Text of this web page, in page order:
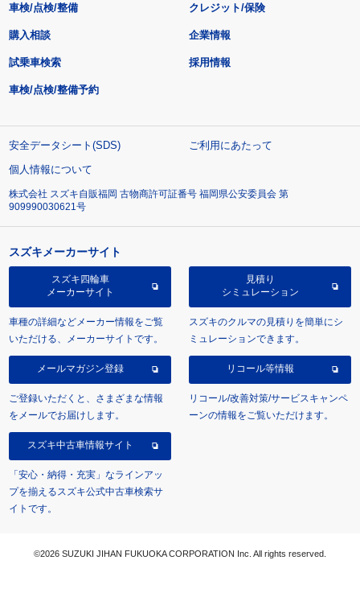
車検/点検/整備 クレジット/保険
購入相談
試乗車検索
車検/点検/整備予約
企業情報
採用情報
安全データシート(SDS)
ご利用にあたって
個人情報について
株式会社 スズキ自販福岡 古物商許可証番号 福岡県公安委員会 第
909990030621号
スズキメーカーサイト
スズキ四輪車
メーカーサイト
車種の詳細などメーカー情報をご覧
いただける、メーカーサイトです。
見積り
シミュレーション
スズキのクルマの見積りを簡単にシ
ミュレーションできます。
メールマガジン登録
ご登録いただくと、さまざまな情報
をメールでお届けします。
リコール等情報
リコール/改善対策/サービスキャンペ
ーンの情報をご覧いただけます。
スズキ中古車情報サイト
「安心・納得・充実」なラインアッ
プを揃えるスズキ公式中古車検索サ
イトです。
©2026 SUZUKI JIHAN FUKUOKA CORPORATION Inc. All rights reserved.